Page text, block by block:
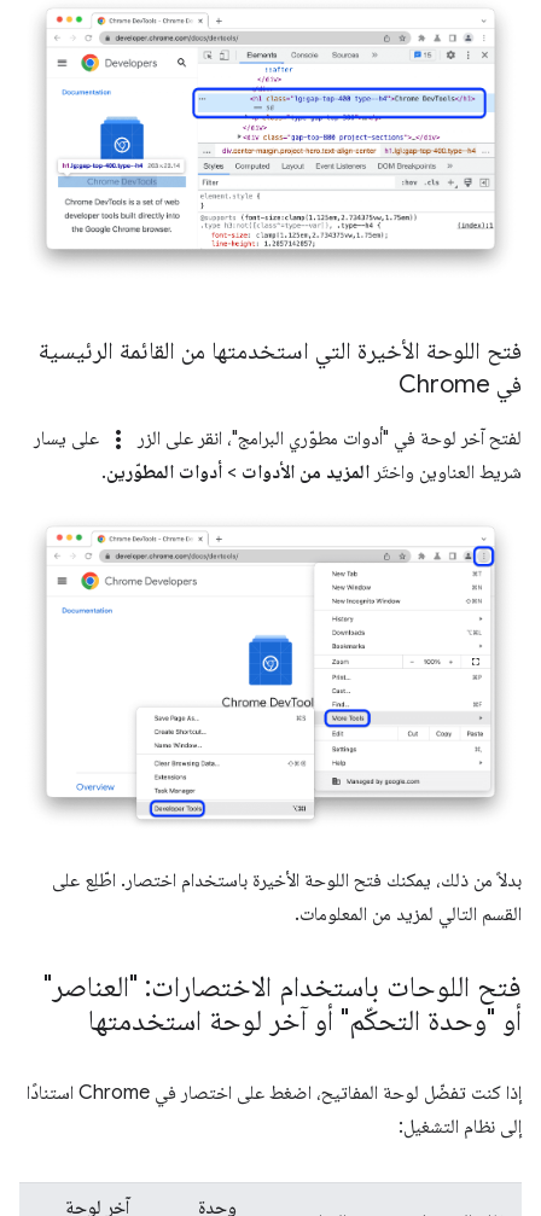
فتح اللوحة الأخيرة التي استخدمتها من القائمة الرئيسية
في Chrome
لفتح آخر لوحة في "أدوات مطوّري البرامج"، انقر على الزر more_vert
على يسار
شريط العناوين واختَر المزيد من الأدوات > أدوات المطوّرين.
بدلاً من ذلك، يمكنك فتح اللوحة الأخيرة باستخدام اختصار. اطّلِع على
القسم التالي لمزيد من المعلومات.
فتح اللوحات باستخدام الاختصارات: "العناصر"
أو "وحدة التحكّم" أو آخر لوحة استخدمتها
إذا كنت تفضّل لوحة المفاتيح، اضغط على اختصار في Chrome استنادًا
إلى نظام التشغيل:
وحدة آخر لوحة